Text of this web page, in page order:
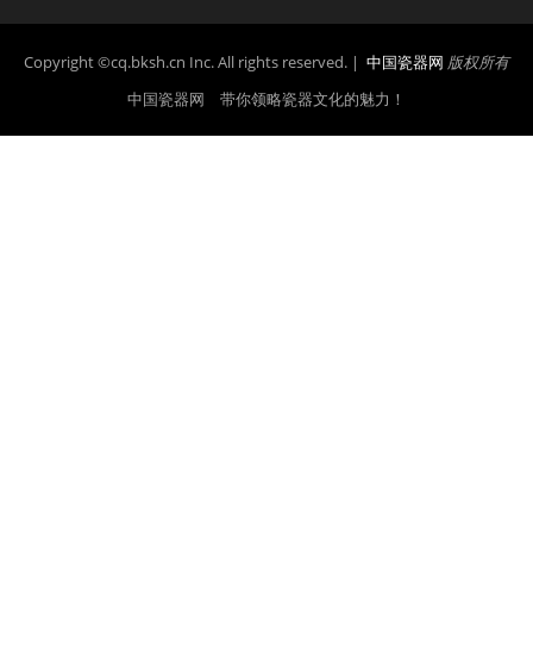
Copyright ©cq.bksh.cn Inc. All rights reserved. | 中国瓷器网 版权所有
中国瓷器网 带你领略瓷器文化的魅力！